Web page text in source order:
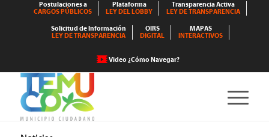
Postulaciones a
CARGOS PÚBLICOS
Plataforma
LEY DEL LOBBY
Transparencia Activa
LEY DE TRANSPARENCIA
Solicitud de Información
LEY DE TRANSPARENCIA
OIRS
DIGITAL
MAPAS
INTERACTIVOS
Video ¿Cómo Navegar?